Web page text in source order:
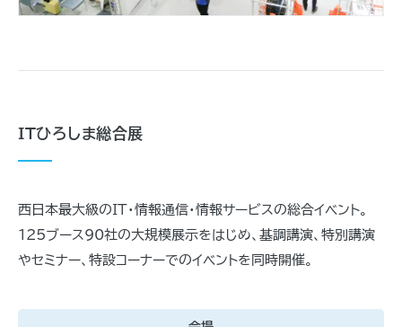
ITひろしま総合展
西日本最大級のIT・情報通信・情報サービスの総合イベント。
125ブース90社の大規模展示をはじめ、基調講演、特別講演
やセミナー、特設コーナーでのイベントを同時開催。